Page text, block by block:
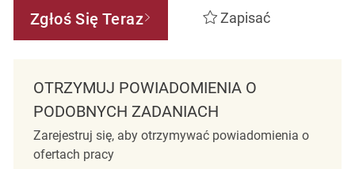
Zgłoś Się Teraz Zapisać
OTRZYMUJ POWIADOMIENIA O
PODOBNYCH ZADANIACH
Zarejestruj się, aby otrzymywać powiadomienia o
ofertach pracy